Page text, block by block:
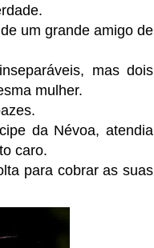
um grande amigo de
mas dois
mulher.
da Névoa, atendia
caro.
para cobrar as suas